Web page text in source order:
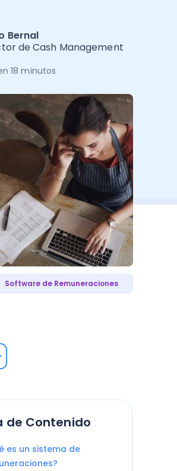
y Administración
Bernal
de Cash Management
18 minutos
Software de Remuneraciones
de Contenido
es un sistema de